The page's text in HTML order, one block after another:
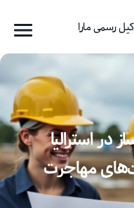
رسمی مارا
در استرالیا
| فرصت‌های مهاجرت